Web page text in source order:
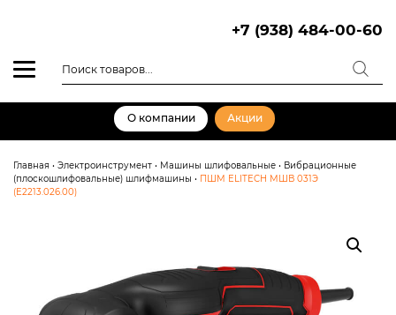
+7 (938) 484-00-60
товаров
О компании Акции
Главная • Электроинструмент • Машины шлифовальные • Вибрационные
(плоскошлифовальные) шлифмашины • ПШМ ELITECH МШВ 031Э
(E2213.026.00)